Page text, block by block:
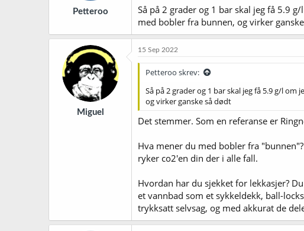
Petteroo
Så på 2 grader og 1 bar skal jeg få 5.9
med bobler fra bunnen, og virker
Miguel
15 Sep 2022
Petteroo skrev:
Så på 2 grader og 1 bar skal jeg få 5.9 g/l
og virker ganske så dødt
Det stemmer. Som en referanse er
Hva mener du med bobler fra
ryker co2'en din der i alle fall.
Hvordan har du sjekket for lekkasjer?
et vannbad som et sykkeldekk, ball-
trykksatt selvsag, og med akkurat de